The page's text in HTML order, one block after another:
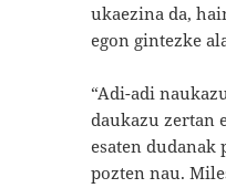
ukaezina da,
egon gintezke
“Adi-adi
daukazu zertan
esaten dudanak
pozten nau.